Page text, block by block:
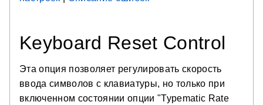
Keyboard Reset Control
Эта опция позволяет регулировать скорость
ввода символов с клавиатуры, но только при
включенном состоянии опции "Typematic Rate